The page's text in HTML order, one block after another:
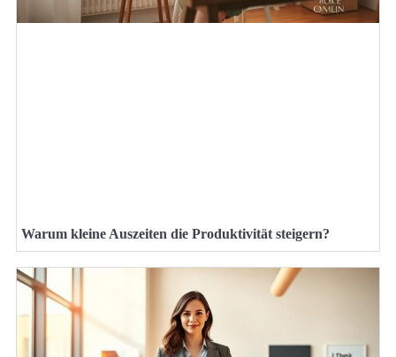
Warum kleine Auszeiten die Produktivität steigern?